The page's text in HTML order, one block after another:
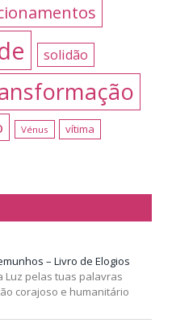
solidão
Vénus
vítima
– Livro de Elogios
Luz pelas tuas palavras
corajoso e humanitário